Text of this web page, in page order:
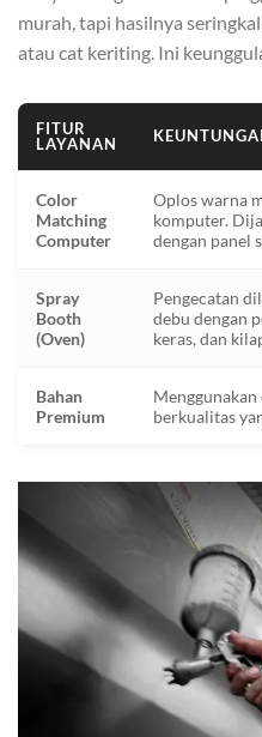
murah, tapi hasilnya
atau cat keriting. Ini
FITUR
LAYANAN
Color
Matching
Computer
Oplos warna
komputer.
dengan panel
Spray
Booth
(Oven)
Pengecatan
debu dengan
keras, dan
Bahan
Premium
berkualitas